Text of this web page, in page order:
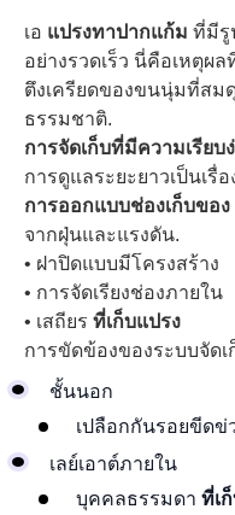
เอ แปรงทาปากแก้ม ที่มีรู
อย่างรวดเร็ว นี่คือเหตุผล
ตึงเครียดของขนนุ่มที่สม
ธรรมชาติ.
การจัดเก็บที่มีความเรีย
การดูแลระยะยาวเป็นเรื่
การออกแบบช่องเก็บของ
จากฝุ่นและแรงดัน.
• ฝาปิดแบบมีโครงสร้าง
• การจัดเรียงช่องภายใน
• เสถียร ที่เก็บแปรง
การขัดข้องของระบบจัดเ
ชั้นนอก
เปลือกกันรอยขีดข่
เลย์เอาต์ภายใน
บุคคลธรรมดา ที่เ